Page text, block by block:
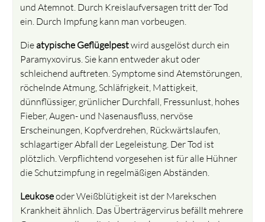
und Atemnot. Durch Kreislaufversagen tritt der Tod
ein. Durch Impfung kann man vorbeugen.
Dieatypische Geflügelpestwird ausgelöst durch ein
Paramyxovirus. Sie kann entweder akut oder
schleichend auftreten. Symptome sind Atemstörungen,
röchelnde Atmung, Schläfrigkeit, Mattigkeit,
dünnflüssiger, grünlicher Durchfall, Fressunlust, hohes
Fieber, Augen- und Nasenausfluss, nervöse
Erscheinungen, Kopfverdrehen, Rückwärtslaufen,
schlagartiger Abfall der Legeleistung. Der Tod ist
plötzlich. Verpflichtend vorgesehen ist für alle Hühner
die Schutzimpfung in regelmäßigen Abständen.
Leukoseoder Weißblütigkeit ist der Marekschen
Krankheit ähnlich. Das Überträgervirus befällt mehrere